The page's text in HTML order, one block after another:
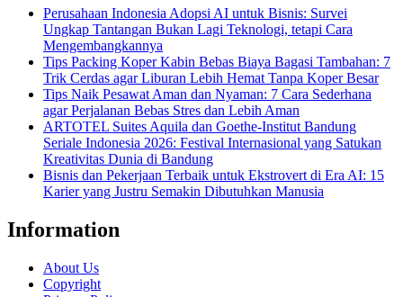
Perusahaan Indonesia Adopsi AI untuk Bisnis: Survei
Ungkap Tantangan Bukan Lagi Teknologi, tetapi Cara
Mengembangkannya
Tips Packing Koper Kabin Bebas Biaya Bagasi Tambahan: 7
Trik Cerdas agar Liburan Lebih Hemat Tanpa Koper Besar
Tips Naik Pesawat Aman dan Nyaman: 7 Cara Sederhana
agar Perjalanan Bebas Stres dan Lebih Aman
ARTOTEL Suites Aquila dan Goethe-Institut Bandung
Seriale Indonesia 2026: Festival Internasional yang Satukan
Kreativitas Dunia di Bandung
Bisnis dan Pekerjaan Terbaik untuk Ekstrovert di Era AI: 15
Karier yang Justru Semakin Dibutuhkan Manusia
Information
About Us
Copyright